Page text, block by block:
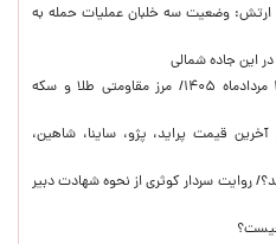
ارتش: وضعیت سه خلبان عملیات حمله به
این جاده شمالی
قیمت جدید طلا و سکه امروز ۱۵ مردادماه ۱۴۰۵/ مرز مقاومتی طلا و سکه
قیمت پراید، پژو، ساینا، شاهین،
روایت سردار کوثری از نحوه شهادت دبیر